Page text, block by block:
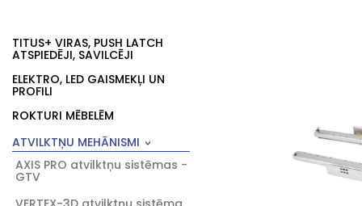
TITUS+ VIRAS, PUSH LATCH
ATSPIEDĒJI, SAVILCĒJI
ELEKTRO, LED GAISMEKĻI UN
PROFILI
ROKTURI MĒBELĒM
ATVILKTŅU MEHĀNISMI
AXIS PRO atvilktņu sistēmas -
GTV